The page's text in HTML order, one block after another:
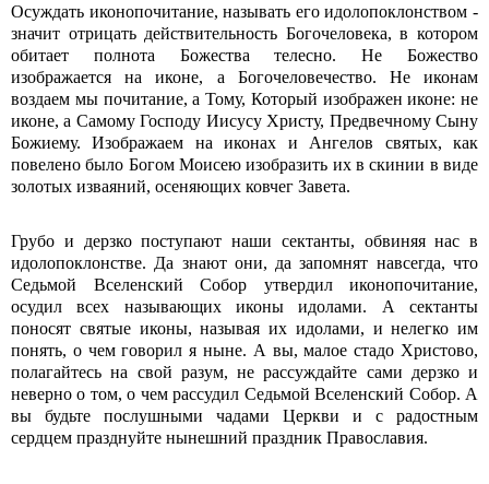
Осуждать иконопочитание, называть его идолопоклонством -
значит отрицать действительность Богочеловека, в котором
обитает полнота Божества телесно. Не Божество
изображается на иконе, а Богочеловечество. Не иконам
воздаем мы почитание, а Тому, Который изображен иконе: не
иконе, а Самому Господу Иисусу Христу, Предвечному Сыну
Божиему. Изображаем на иконах и Ангелов святых, как
повелено было Богом Моисею изобразить их в скинии в виде
золотых изваяний, осеняющих ковчег Завета.
Грубо и дерзко поступают наши сектанты, обвиняя нас в
идолопоклонстве. Да знают они, да запомнят навсегда, что
Седьмой Вселенский Собор утвердил иконопочитание,
осудил всех называющих иконы идолами. А сектанты
поносят святые иконы, называя их идолами, и нелегко им
понять, о чем говорил я ныне. А вы, малое стадо Христово,
полагайтесь на свой разум, не рассуждайте сами дерзко и
неверно о том, о чем рассудил Седьмой Вселенский Собор. А
вы будьте послушными чадами Церкви и с радостным
сердцем празднуйте нынешний праздник Православия.